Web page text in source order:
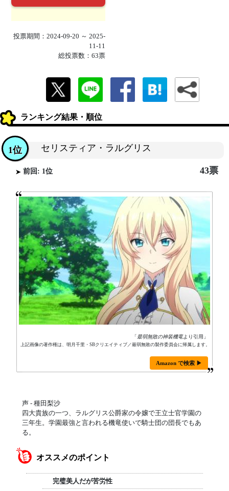
投票期間：2024-09-20 ～ 2025-
11-11
総投票数：63票
ランキング結果・順位
セリスティア・ラルグリス
1位
前回: 1位 43票
「最弱無敗の神装機竜より引用」
上記画像の著作権は、明月千里・SBクリエイティブ／最弱無敗の製作委員会に帰属します。
Amazon で検索 ▶
声 - 種田梨沙
四大貴族の一つ、ラルグリス公爵家の令嬢で王立士官学園の
三年生。学園最強と言われる機竜使いで騎士団の団長でもあ
る。
オススメのポイント
完璧美人だが苦労性